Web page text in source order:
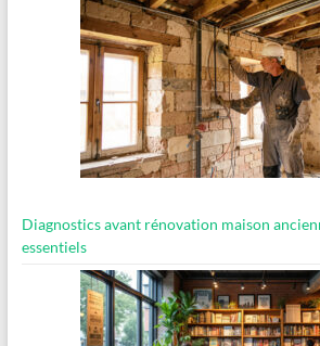
Diagnostics avant rénovation maison
essentiels